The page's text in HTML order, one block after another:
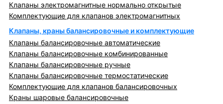
Клапаны электромагнитные нормально открытые
Комплектующие для клапанов электромагнитных
Клапаны, краны балансировочные и комплектующие
Клапаны балансировочные автоматические
Клапаны балансировочные комбинированные
Клапаны балансировочные ручные
Клапаны балансировочные термостатические
Комплектующие для клапанов балансировочных
Краны шаровые балансировочные